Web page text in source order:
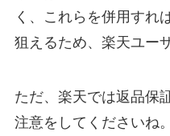
く、これらを併用すれば
狙えるため、楽天ユー
ただ、楽天では返品保
注意をしてくださいね。